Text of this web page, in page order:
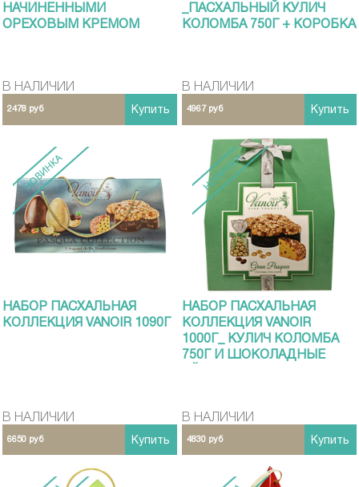
НАЧИНЕННЫМИ
ОРЕХОВЫМ КРЕМОМ
В НАЛИЧИИ
2478 руб Купить
_ПАСХАЛЬНЫЙ КУЛИЧ
КОЛОМБА 750Г + КОРОБКА
В НАЛИЧИИ
4967 руб Купить
НАБОР ПАСХАЛЬНАЯ
КОЛЛЕКЦИЯ VANOIR 1090Г
В НАЛИЧИИ
6650 руб Купить
НАБОР ПАСХАЛЬНАЯ
КОЛЛЕКЦИЯ VANOIR
1000Г_ КУЛИЧ КОЛОМБА
750Г И ШОКОЛАДНЫЕ
В НАЛИЧИИ
4830 руб Купить